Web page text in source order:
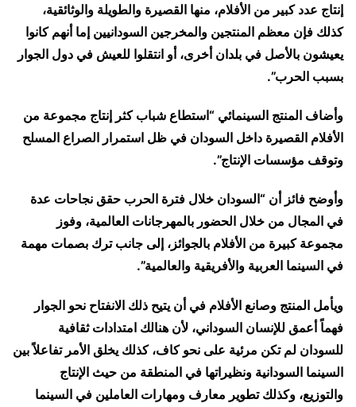
إنتاج عدد كبير من الأفلام، منها القصيرة والطويلة والوثائقية،
كذلك فإن معظم المنتجين والمخرجين السودانيين إما أنهم كانوا
يعيشون بالأصل في بلدان أخرى، أو انتقلوا للعيش في دول الجوار
بسبب الحرب”.
وأضاف المنتج السينمائي “استطاع شباب كثر إنتاج مجموعة من
الأفلام القصيرة داخل السودان في ظل استمرار الصراع المسلح
وتوقف مؤسسات الإنتاج”.
وأوضح فائز أن “السودان خلال فترة الحرب حقق نجاحات عدة
في المجال من خلال الحضور بالمهرجانات العالمية، وفوز
مجموعة كبيرة من الأفلام بالجوائز، إلى جانب ترك بصمات مهمة
في السينما العربية والأفريقية والعالمية”.
ويأمل المنتج وصانع الأفلام في أن يتيح ذلك الانفتاح نحو الجوار
فهماً أعمق للإنسان السوداني، لأن هنالك امتدادات ثقافية
للسودان لم تكن مرئية على نحو كاف، كذلك يخلق الأمر تفاعلاً بين
السينما السودانية ونظيراتها في المنطقة من حيث الإنتاج
والتوزيع، وكذلك تطوير معارف ومهارات العاملين في السينما